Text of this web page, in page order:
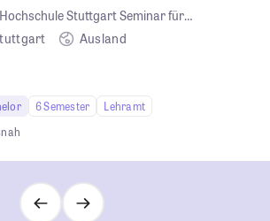
Stuttgart Seminar für
Ausland
6 Semester
Lehramt